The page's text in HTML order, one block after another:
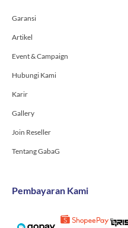
f
Garansi
Artikel
Event & Campaign
Hubungi Kami
Karir
Gallery
Join Reseller
Tentang GabaG
Pembayaran Kami